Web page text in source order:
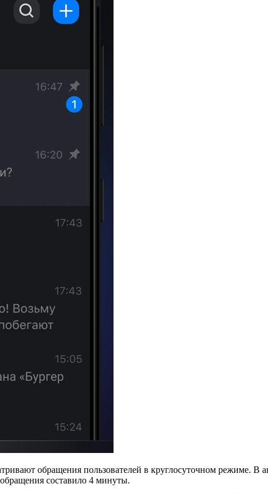
обращения пользователей в круглосуточном режиме. В
составило 4 минуты.